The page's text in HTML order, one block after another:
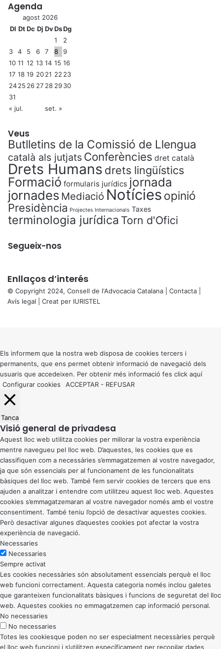
Agenda
agost 2026
Dl DtDc Dj DvDsDg
1
2
3
4 5 6 7 8
9
10 11 12 13 14 15 16
17 18 19 2021 22 23
2425 26 27 28 2930
31
« jul.
set. »
Veus
Butlletins de la Comissió de Llengua
català als jutjats Conferències dret català
Drets Humans drets lingüístics
Formació formularis jurídics jornada
jornades Mediació Notícies opinió
Presidència Projectes Internacionals Taxes
terminologia jurídica Torn d'Ofici
Segueix-nos
Enllaços d’interés
© Copyright 2024, Consell de l'Advocacia Catalana | Contacta
Avís legal | Creat per IURISTEL
button
Els informem que la nostra web disposa de cookies tercers i
permanents, que ens permet obtenir informació de navegació dels
usuaris que accedeixen. Per obtenir més informació fes click aquí
Configurar cookies
ACCEPTAR - REFUSAR
Tanca
Visió general de privadesa
Aquest lloc web utilitza cookies per millorar la vostra experiència
mentre navegueu pel lloc web. D’aquestes, les cookies que es
classifiquen com a necessàries s’emmagatzemen al vostre navegador,
ja que són essencials per al funcionament de les funcionalitats
bàsiques del lloc web. També fem servir cookies de tercers que ens
ajuden a analitzar i entendre com utilitzeu aquest lloc web. Aquestes
cookies s’emmagatzemaran al vostre navegador només amb el vostre
consentiment. També teniu l’opció de desactivar aquestes cookies.
Però desactivar algunes d’aquestes cookies pot afectar la vostra
experiència de navegació.
Necessaries
Necessaries
Sempre activat
Les cookies necessàries són absolutament essencials perquè el lloc
web funcioni correctament. Aquesta categoria només inclou galetes
que garanteixen funcionalitats bàsiques i funcions de seguretat del lloc
web. Aquestes cookies no emmagatzemen cap informació personal.
No necessaries
No necessaries
Totes les cookiesque poden no ser especialment necessàries perquè
el lloc web funcioni i s’utilitzen específicament per recopilar dades